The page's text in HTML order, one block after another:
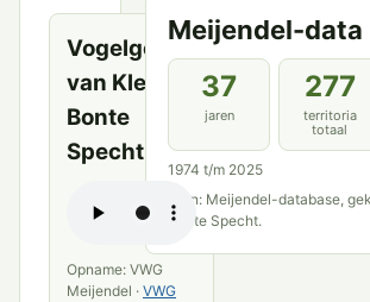
Vogelgeluid
van Kleine
Bonte
Specht
Opname: VWG
Meijendel · VWG
Meijendel-data
37
jaren
277
territoria
totaal
1974 t/m 2025
Bron: Meijendel-database,
Bonte Specht.